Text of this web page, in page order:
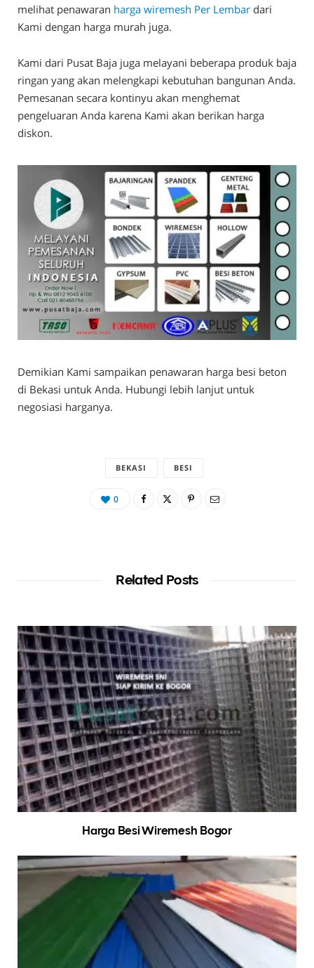
melihat penawaran harga wiremesh Per Lembar dari
Kami dengan harga murah juga.
Kami dari Pusat Baja juga melayani beberapa produk baja
ringan yang akan melengkapi kebutuhan bangunan Anda.
Pemesanan secara kontinyu akan menghemat
pengeluaran Anda karena Kami akan berikan harga
diskon.
Demikian Kami sampaikan penawaran harga besi beton
di Bekasi untuk Anda. Hubungi lebih lanjut untuk
negosiasi harganya.
BEKASI BESI
0
Related Posts
Harga Besi Wiremesh Bogor